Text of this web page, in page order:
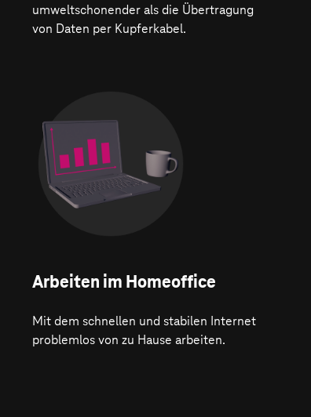
umweltschonender als die Übertragung
von Daten per Kupferkabel.
Arbeiten im Homeoffice
Mit dem schnellen und stabilen Internet
problemlos von zu Hause arbeiten.